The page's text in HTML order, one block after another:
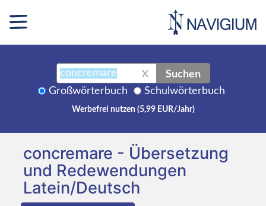
X Suchen
Großwörterbuch Schulwörterbuch
Werbefrei nutzen (5,99 EUR/Jahr)
concremare - Übersetzung
und Redewendungen
Latein/Deutsch